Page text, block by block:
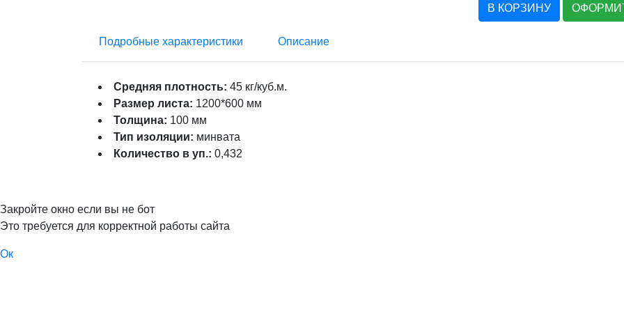
В КОРЗИНУ
Подробные характеристики Описание
Средняя плотность: 45 кг/куб.м.
Размер листа: 1200*600 мм
Толщина: 100 мм
Тип изоляции: минвата
Количество в уп.: 0,432
Закройте окно если вы не бот
Это требуется для корректной работы сайта
Ок